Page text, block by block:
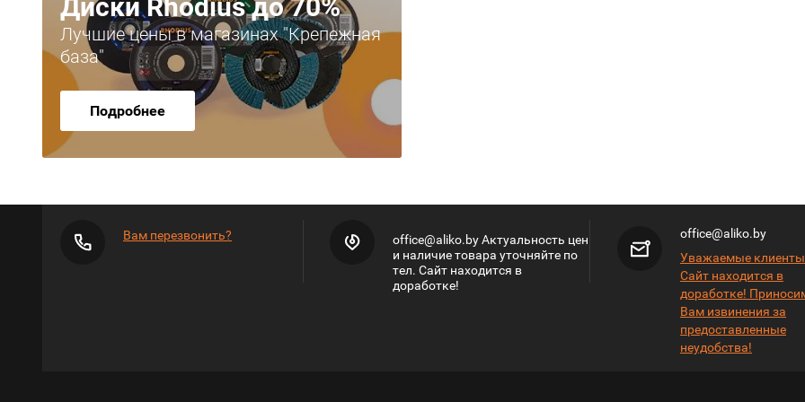
Диски Rhodius до 70%
Лучшие цены в магазинах "Крепежная
база"
Подробнее
Вам перезвонить?
office@aliko.by Актуальность цен
и наличие товара уточняйте по
тел. Сайт находится в
доработке!
office@aliko.by
Уважаемые
Сайт находится в
доработке!
Вам извинения за
предоставленные
неудобства!